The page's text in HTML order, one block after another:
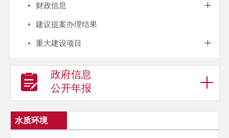
财政信息
建议提案办理结果
重大建设项目
政府信息
公开年报
水质环境